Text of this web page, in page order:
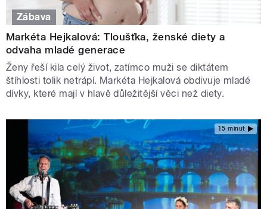
Zábava
Markéta Hejkalová: Tloušťka, ženské diety a
odvaha mladé generace
Ženy řeší kila celý život, zatímco muži se diktátem
štíhlosti tolik netrápí. Markéta Hejkalová obdivuje mladé
dívky, které mají v hlavě důležitější věci než diety.
15 minut